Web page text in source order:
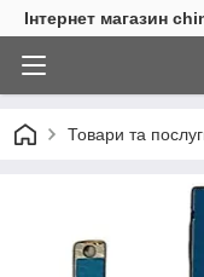
Інтернет магазин
Товари та